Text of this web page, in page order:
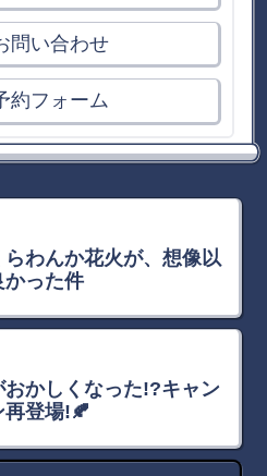
問い合わせ
約フォーム
らわんか花火が、想像以
かった件
おかしくなった!?キャン
再登場!🍂